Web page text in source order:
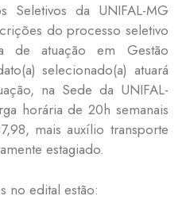
Seletivos da UNIFAL-MG
do processo seletivo
de atuação em Gestão
selecionado(a) atuará
na Sede da UNIFAL-
horária de 20h semanais
mais auxílio transporte
estagiado.
no edital estão: